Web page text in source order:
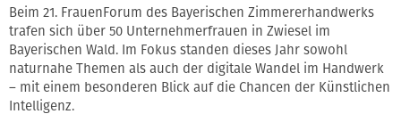
Beim 21. FrauenForum des Bayerischen Zimmererhandwerks
trafen sich über 50 Unternehmerfrauen in Zwiesel im
Bayerischen Wald. Im Fokus standen dieses Jahr sowohl
naturnahe Themen als auch der digitale Wandel im Handwerk
– mit einem besonderen Blick auf die Chancen der Künstlichen
Intelligenz.